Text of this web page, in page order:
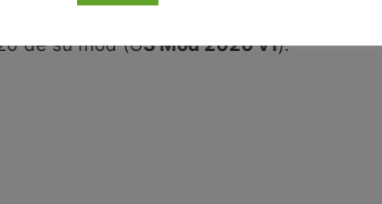
de su mod (GS Mod 2020 v1).